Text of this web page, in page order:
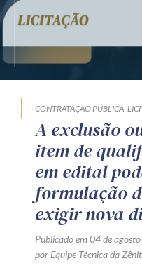
CONTRATAÇÃO PÚBLICA
A exclusão
item de
em edital
formulação
exigir nova
Publicado em 04 de
por Equipe Técnica da